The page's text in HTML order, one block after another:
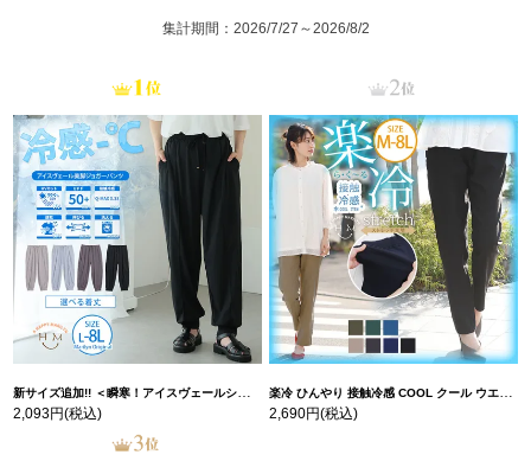
集計期間：2026/7/27～2026/8/2
新サイズ追加!! ＜瞬寒！アイスヴェールシリーズ＞ 美脚 ジョガーパンツ 【ウェストゴム】 【ストレッチ】 | 大きいサイズの通販ならハッピーマリリン
2,093円(税込)
楽冷 ひんやり 接触冷感 COOL クール ウエストゴム 楽ちん ストレッチ 美脚 レギパン 【ストレッチ】 | 大きいサイズの通販ならハッピーマリリン
2,690円(税込)